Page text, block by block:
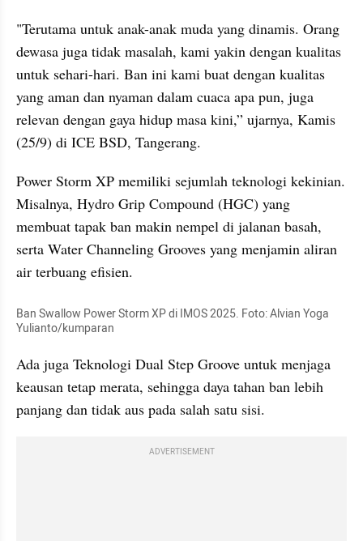
"Terutama untuk anak-anak muda yang dinamis. Orang
dewasa juga tidak masalah, kami yakin dengan kualitas
untuk sehari-hari. Ban ini kami buat dengan kualitas
yang aman dan nyaman dalam cuaca apa pun, juga
relevan dengan gaya hidup masa kini,” ujarnya, Kamis
(25/9) di ICE BSD, Tangerang.
Power Storm XP memiliki sejumlah teknologi kekinian.
Misalnya, Hydro Grip Compound (HGC) yang
membuat tapak ban makin nempel di jalanan basah,
serta Water Channeling Grooves yang menjamin aliran
air terbuang efisien.
Ban Swallow Power Storm XP di IMOS 2025. Foto: Alvian Yoga
Yulianto/kumparan
Ada juga Teknologi Dual Step Groove untuk menjaga
keausan tetap merata, sehingga daya tahan ban lebih
panjang dan tidak aus pada salah satu sisi.
ADVERTISEMENT